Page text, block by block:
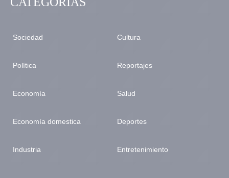
Sociedad
Política
Economía
Economía domestica
Industria
Cultura
Reportajes
Salud
Deportes
Entretenimiento